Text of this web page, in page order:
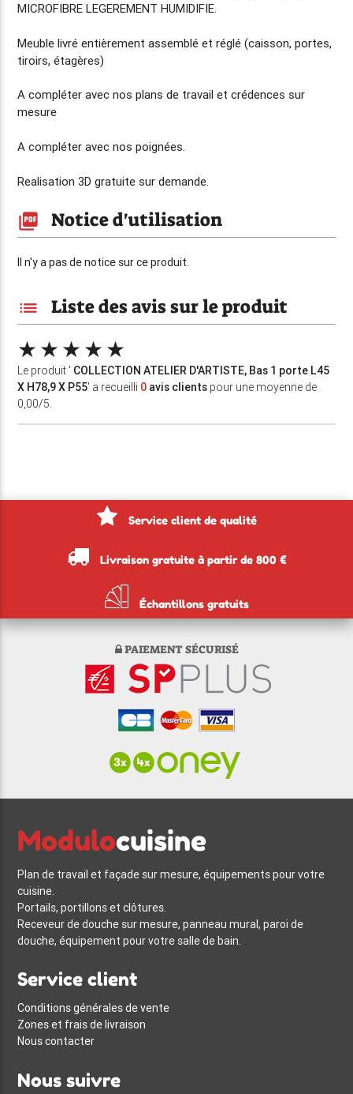
MICROFIBRE LEGEREMENT HUMIDIFIE.
Meuble livré entièrement assemblé et réglé (caisson, portes,
tiroirs, étagères)
A compléter avec nos plans de travail et crédences sur
mesure
A compléter avec nos poignées.
Realisation 3D gratuite sur demande.
picture_as_pdf Notice d'utilisation
Il n'y a pas de notice sur ce produit.
list Liste des avis sur le produit
Le produit ' COLLECTION ATELIER D'ARTISTE, Bas 1 porte L45
X H78,9 X P55' a recueilli 0 avis clients pour une moyenne de
0,00/5.
Service client de qualité
Livraison gratuite à partir de 800 €
Échantillons gratuits
PAIEMENT SÉCURISÉ
Modulocuisine
Plan de travail et façade sur mesure, équipements pour votre
cuisine.
Portails, portillons et clôtures.
Receveur de douche sur mesure, panneau mural, paroi de
douche, équipement pour votre salle de bain.
Service client
Conditions générales de vente
Zones et frais de livraison
Nous contacter
Nous suivre